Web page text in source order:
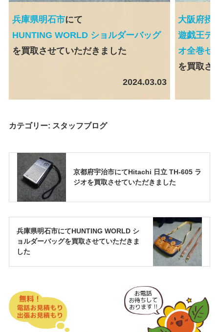
兵庫県明石市にて
HUNTING WORLD ショルダーバッグ
を買取させていただきました
2024.03.03
大阪府摂
遊戯王デ
オ全巻セ
を買取さ
カテゴリー: スタッフブログ
京都府宇治市にてHitachi 日立 TH-605 ラ
ジオを買取させていただきました
兵庫県明石市にてHUNTING WORLD シ
ョルダーバッグを買取させていただきま
した